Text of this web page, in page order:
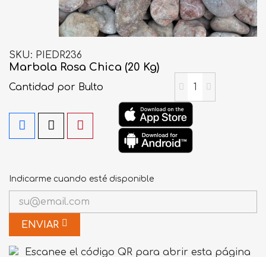
SKU PIEDR236
Marbola Rosa Chica (20 Kg)
Cantidad por Bulto
Indicarme cuando esté disponible
ENVIAR